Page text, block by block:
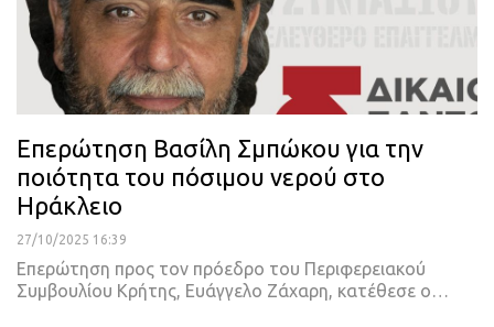
Επερώτηση Βασίλη Σμπώκου για την
ποιότητα του πόσιμου νερού στο
Ηράκλειο
27/10/2025 16:39
Επερώτηση προς τον πρόεδρο του Περιφερειακού
Συμβουλίου Κρήτης, Ευάγγελο Ζάχαρη, κατέθεσε ο…